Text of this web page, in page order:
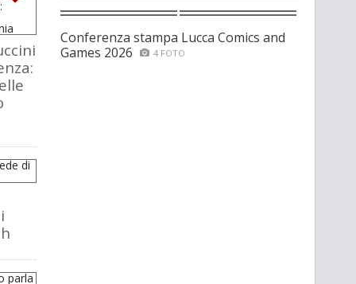
Conferenza stampa Lucca Comics and
Games 2026
4 FOTO